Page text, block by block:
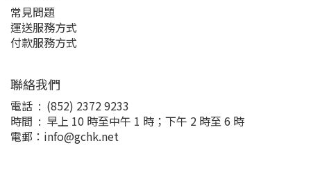
常見問題
運送服務方式
付款服務方式
聯絡我們
電話 : (852) 2372 9233
時間 : 早上 10 時至中午 1 時；下午 2 時至 6 時
電郵：info@gchk.net